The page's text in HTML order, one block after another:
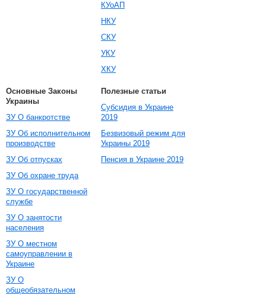
КУоАП
НКУ
СКУ
УКУ
ХКУ
Основные Законы
Украины
ЗУ О банкротстве
ЗУ Об исполнительном
производстве
ЗУ Об отпусках
ЗУ Об охране труда
ЗУ О государственной
службе
ЗУ О занятости
населения
ЗУ О местном
самоуправлении в
Украине
ЗУ О
общеобязательном
Полезные статьи
Субсидия в Украине
2019
Безвизовый режим для
Украины 2019
Пенсия в Украине 2019